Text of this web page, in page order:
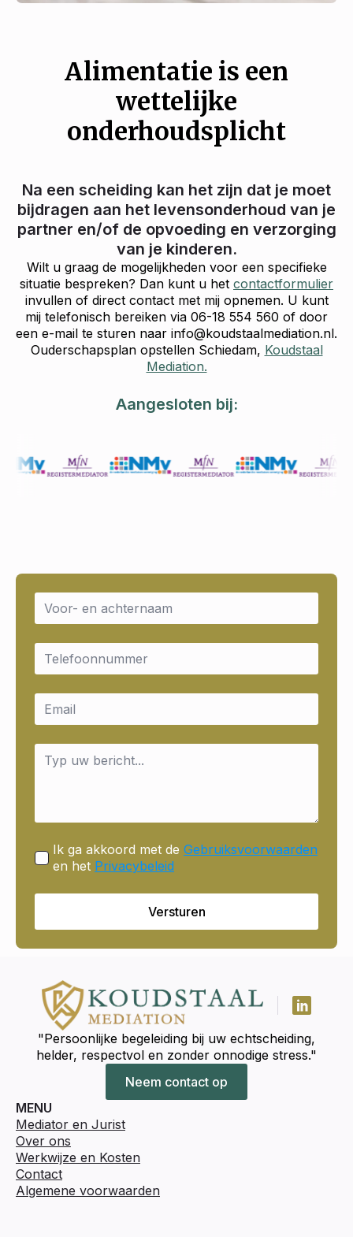
Alimentatie is een
wettelijke
onderhoudsplicht
Na een scheiding kan het zijn dat je moet
bijdragen aan het levensonderhoud van je
partner en/of de opvoeding en verzorging
van je kinderen.
Wilt u graag de mogelijkheden voor een specifieke
situatie bespreken? Dan kunt u het contactformulier
invullen of direct contact met mij opnemen. U kunt
mij telefonisch bereiken via 06-18 554 560 of door
een e-mail te sturen naar info@koudstaalmediation.nl.
Ouderschapsplan opstellen Schiedam, Koudstaal
Mediation.
Aangesloten bij:
Name
Email
Email
Message
Ik ga akkoord met de Gebruiksvoorwaarden
en het Privacybeleid
Versturen
"Persoonlijke begeleiding bij uw echtscheiding,
helder, respectvol en zonder onnodige stress."
Neem contact op
MENU
Mediator en Jurist
Over ons
Werkwijze en Kosten
Contact
Algemene voorwaarden